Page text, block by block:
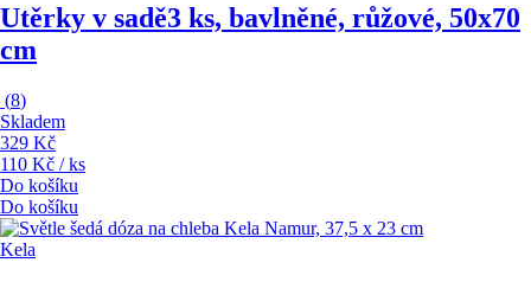
Utěrky v sadě3 ks, bavlněné, růžové, 50x70
cm
(8)
Skladem
329 Kč
110 Kč / ks
Do košíku
Do košíku
Kela